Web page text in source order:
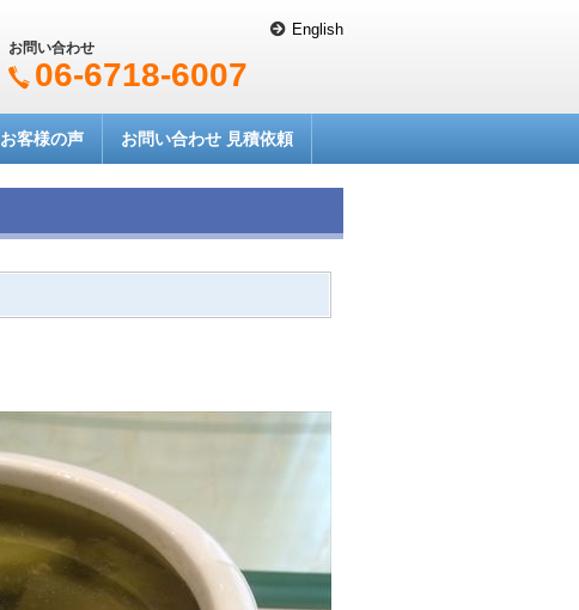
English
お問い合わせ
06-6718-6007
お客様の声 お問い合わせ 見積依頼